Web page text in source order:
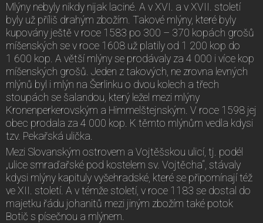
Mlýny nebyly nikdy nijak laciné. A v XVI. a v XVII. století
byly už příliš drahým zbožím. Takové mlýny, které byly
kupovány ještě v roce 1583 po 300 – 370 kopách grošů
míšenských se v roce 1608 už platily od 1 200 kop do
1 600 kop. A větší mlýny se prodávaly za 4 000 i více kop
míšenských grošů. Jeden z takových, ne zrovna levných
mlýnů byl i mlýn na Šerlinku o dvou kolech a třech
stoupách se šalandou, který ležel mezi mlýny
Kronenperkerovským a Himmelštejnským. V roce 1598 jej
obec prodala za 4 000 kop. K těmto mlýnům vedla kdysi
tzv. Pekařská ulička.
Mezi Slovanským ostrovem a Vojtěšskou ulicí, tj. podél
„ulice smraďařské pod kostelem sv. Vojtěcha“, stávaly
kdysi mlýny kapituly vyšehradské, které se připomínají též
ve XII. století. A v témže století, v roce 1183 se dostal do
majetku řádu johanitů mezi jiným zbožím také potok
Botič s písečnou a mlýnem.